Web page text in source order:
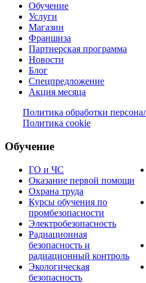
Обучение
Услуги
Магазин
Франшиза
Партнерская программа
Новости
Блог
Спецпредложение
Акция месяца
Политика обработки
Политика cookie
Обучение
ГО и ЧС
Оказание первой помощи
Охрана труда
Курсы обучения по
промбезопасности
Электробезопасность
Радиационная
безопасность и
радиационный контроль
Экологическая
безопасность